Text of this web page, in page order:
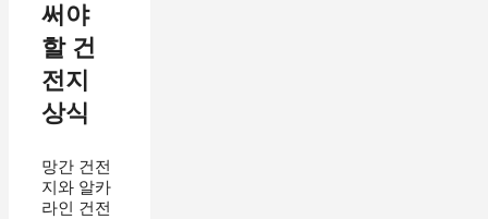
써야
할 건
전지
상식
망간 건전
지와 알카
라인 건전